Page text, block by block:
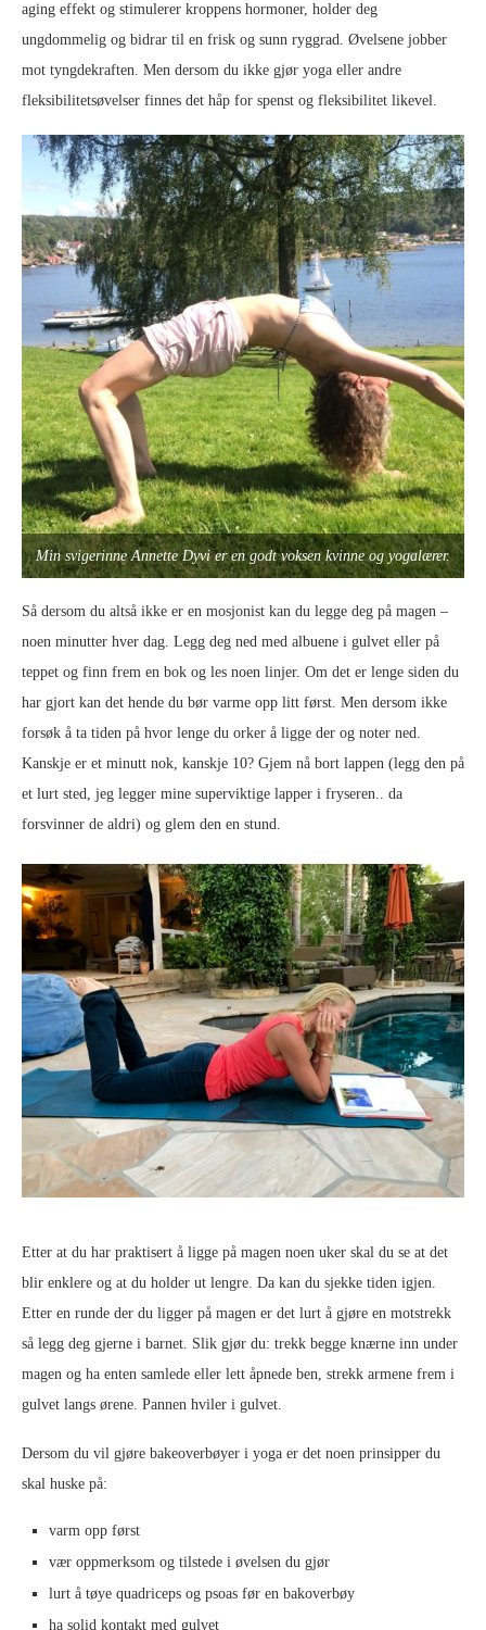
aging effekt og stimulerer kroppens hormoner, holder deg
ungdommelig og bidrar til en frisk og sunn ryggrad. Øvelsene jobber
mot tyngdekraften. Men dersom du ikke gjør yoga eller andre
fleksibilitetsøvelser finnes det håp for spenst og fleksibilitet likevel.
Min svigerinne Annette Dyvi er en godt voksen kvinne og yogalærer.
Så dersom du altså ikke er en mosjonist kan du legge deg på magen –
noen minutter hver dag. Legg deg ned med albuene i gulvet eller på
teppet og finn frem en bok og les noen linjer. Om det er lenge siden du
har gjort kan det hende du bør varme opp litt først. Men dersom ikke
forsøk å ta tiden på hvor lenge du orker å ligge der og noter ned.
Kanskje er et minutt nok, kanskje 10? Gjem nå bort lappen (legg den på
et lurt sted, jeg legger mine superviktige lapper i fryseren.. da
forsvinner de aldri) og glem den en stund.
Etter at du har praktisert å ligge på magen noen uker skal du se at det
blir enklere og at du holder ut lengre. Da kan du sjekke tiden igjen.
Etter en runde der du ligger på magen er det lurt å gjøre en motstrekk
så legg deg gjerne i barnet. Slik gjør du: trekk begge knærne inn under
magen og ha enten samlede eller lett åpnede ben, strekk armene frem i
gulvet langs ørene. Pannen hviler i gulvet.
Dersom du vil gjøre bakeoverbøyer i yoga er det noen prinsipper du
skal huske på:
varm opp først
vær oppmerksom og tilstede i øvelsen du gjør
lurt å tøye quadriceps og psoas før en bakoverbøy
ha solid kontakt med gulvet